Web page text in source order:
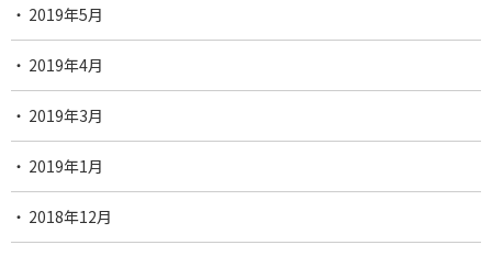
2019年5月
2019年4月
2019年3月
2019年1月
2018年12月